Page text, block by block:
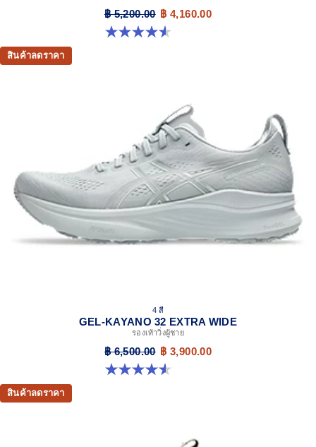
฿ 5,200.00 ฿ 4,160.00
4.6 จาก 5 ดาว 7 รีวิว
สินค้าลดราคา
4 สี
GEL-KAYANO 32 EXTRA WIDE
รองเท้าวิ่งผู้ชาย
฿ 6,500.00 ฿ 3,900.00
4.5 จาก 5 ดาว 142 รีวิว
สินค้าลดราคา